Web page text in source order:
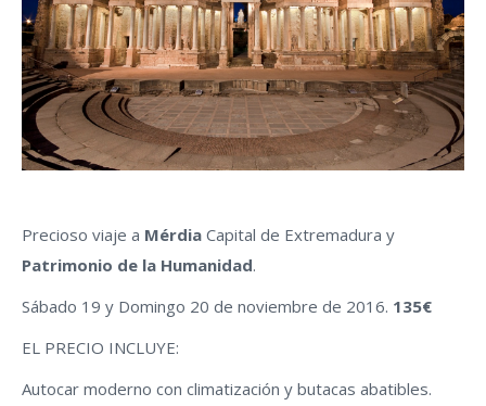
Precioso viaje a Mérdia Capital de Extremadura y
Patrimonio de la Humanidad.
Sábado 19 y Domingo 20 de noviembre de 2016. 135€
EL PRECIO INCLUYE:
Autocar moderno con climatización y butacas abatibles.